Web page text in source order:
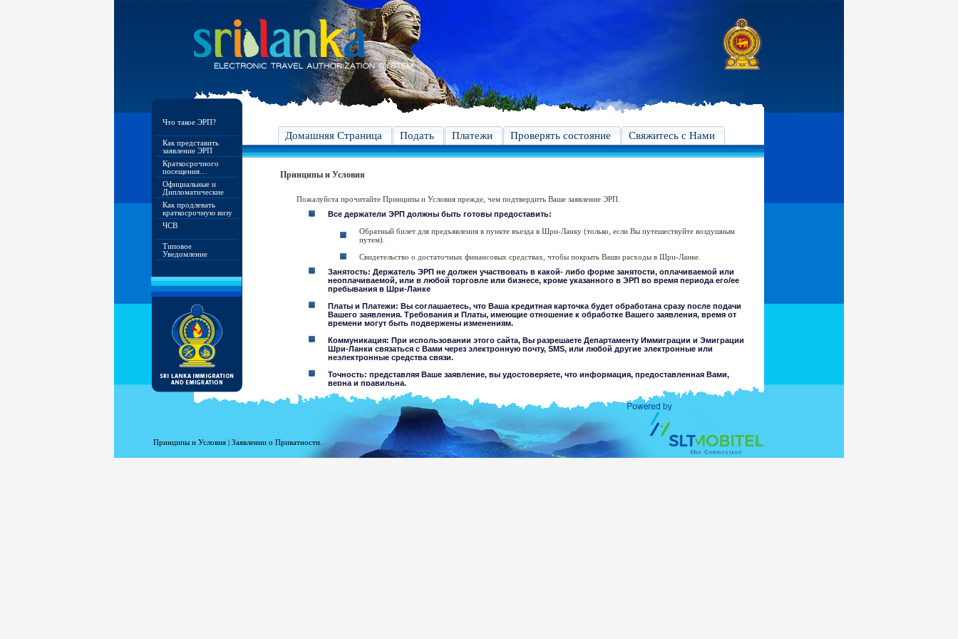
Что такое ЭРП?
Как представить
заявление ЭРП
Краткосрочного
посещения…
Официальные и
Дипломатические
Как продлевать
краткосрочную визу
ЧСВ
Типовое
Уведомление
Домашняя Страница Подать Платежи Проверять состояние Свяжитесь с Нами
Принципы и Условия
Пожалуйста прочитайте Принципы и Условия прежде, чем подтвердить Ваше заявление ЭРП.
Все держатели ЭРП должны быть готовы предоставить:
Обратный билет для предъявления в пункте въезда в Шри-Ланку (только, если Вы путешествуйте воздушным
путем).
Свидетельство о достаточных финансовых средствах, чтобы покрыть Ваши расходы в Шри-Ланке.
Занятость: Держатель ЭРП не должен участвовать в какой- либо форме занятости, оплачиваемой или
неоплачиваемой, или в любой торговле или бизнесе, кроме указанного в ЭРП во время периода его/ее
пребывания в Шри-Ланке
Платы и Платежи: Вы соглашаетесь, что Ваша кредитная карточка будет обработана сразу после подачи
Вашего заявления. Требования и Платы, имеющие отношение к обработке Вашего заявления, время от
времени могут быть подвержены изменениям.
Коммуникация: При использовании этого сайта, Вы разрешаете Департаменту Иммиграции и Эмиграции
Шри-Ланки связаться с Вами через электронную почту, SMS, или любой другие электронные или
неэлектронные средства связи.
Точность: представляя Ваше заявление, вы удостоверяете, что информация, предоставленная Вами,
верна и правильна.
Ограничения использования: Вы не можете использовать этот сайт в любой другой цели, кроме
Отклонение ответственности:
При использовании этого вебсайта Вы принимаете
Принципы и Условия | Заявлении о Приватности.